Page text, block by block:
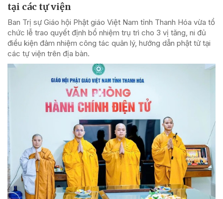
tại các tự viện
Ban Trị sự Giáo hội Phật giáo Việt Nam tỉnh Thanh Hóa vừa tổ
chức lễ trao quyết định bổ nhiệm trụ trì cho 3 vị tăng, ni đủ
điều kiện đảm nhiệm công tác quản lý, hướng dẫn phật tử tại
các tự viện trên địa bàn.